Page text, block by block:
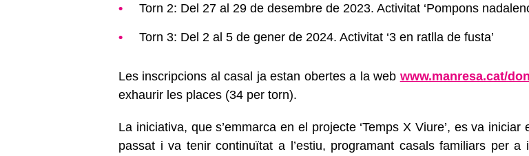
Torn 2: Del 27 al 29 de desembre de 2023. Activitat ‘Pompons
Torn 3: Del 2 al 5 de gener de 2024. Activitat ‘3 en ratlla de fusta’
Les inscripcions al casal ja estan obertes a la web www.manresa.cat/
exhaurir les places (34 per torn).
La iniciativa, que s’emmarca en el projecte ‘Temps X Viure’, es va iniciar
passat i va tenir continuïtat a l’estiu, programant casals familiars per a